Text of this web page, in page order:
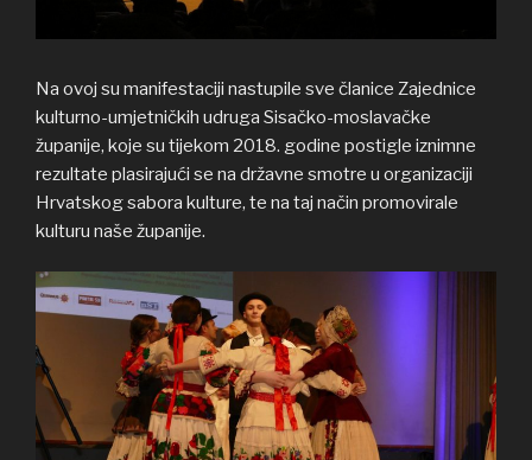
Na ovoj su manifestaciji nastupile sve članice Zajednice
kulturno-umjetničkih udruga Sisačko-moslavačke
županije, koje su tijekom 2018. godine postigle iznimne
rezultate plasirajući se na državne smotre u organizaciji
Hrvatskog sabora kulture, te na taj način promovirale
kulturu naše županije.